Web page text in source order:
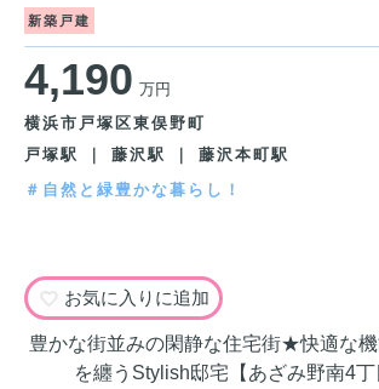
新築戸建
4,190 万円
横浜市戸塚区東俣野町
戸塚駅 ｜ 藤沢駅 ｜ 藤沢本町駅
＃自然と緑豊かな暮らし！
お気に入りに追加
豊かな街並みの閑静な住宅街★快適な
を纏うStylish邸宅【あざみ野南4丁